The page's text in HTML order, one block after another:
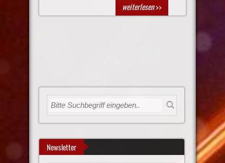
weiterlesen>>
Newsletter